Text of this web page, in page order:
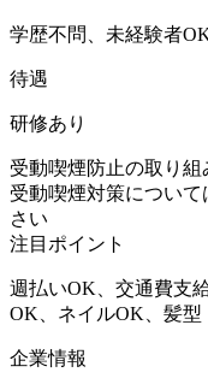
学歴不問、未経験者
待遇
研修あり
受動喫煙防止の取り組
受動喫煙対策につい
さい
注目ポイント
週払いOK、交通費支
OK、ネイルOK、髪型
企業情報